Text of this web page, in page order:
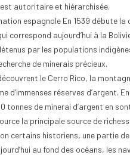
autoritaire et hiérarchisée.
espagnole En 1539 débute la
correspond aujourd’hui à la
par les populations
de minerais précieux.
le Cerro Rico, la
d’immenses réserves d’argent.
tonnes de minerai d’argent en
la principale source de
certains historiens, une partie
au fond des océans, les